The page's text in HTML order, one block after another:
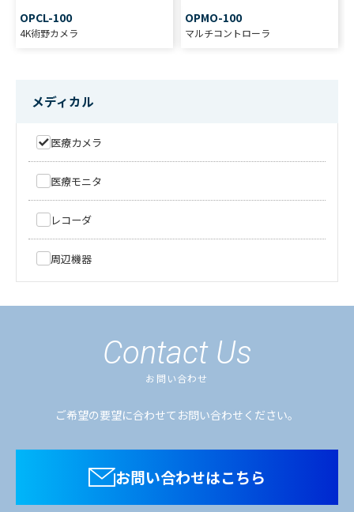
OPCL-100
4K術野カメラ
OPMO-100
マルチコントローラ
TypeH
メディカル
医療カメラ
医療モニタ
レコーダ
周辺機器
Contact Us
お問い合わせ
ご希望の要望に合わせてお問い合わせください。
お問い合わせはこちら